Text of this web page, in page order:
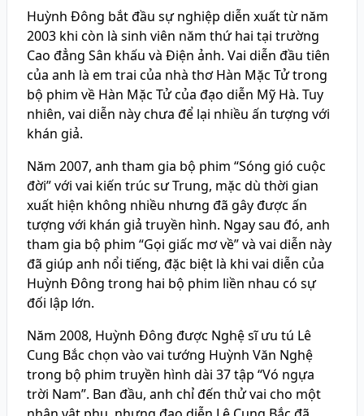
Huỳnh Đông bắt đầu sự nghiệp diễn xuất từ năm
2003 khi còn là sinh viên năm thứ hai tại trường
Cao đẳng Sân khấu và Điện ảnh. Vai diễn đầu tiên
của anh là em trai của nhà thơ Hàn Mặc Tử trong
bộ phim về Hàn Mặc Tử của đạo diễn Mỹ Hà. Tuy
nhiên, vai diễn này chưa để lại nhiều ấn tượng với
khán giả.
Năm 2007, anh tham gia bộ phim “Sóng gió cuộc
đời” với vai kiến trúc sư Trung, mặc dù thời gian
xuất hiện không nhiều nhưng đã gây được ấn
tượng với khán giả truyền hình. Ngay sau đó, anh
tham gia bộ phim “Gọi giấc mơ về” và vai diễn này
đã giúp anh nổi tiếng, đặc biệt là khi vai diễn của
Huỳnh Đông trong hai bộ phim liền nhau có sự
đối lập lớn.
Năm 2008, Huỳnh Đông được Nghệ sĩ ưu tú Lê
Cung Bắc chọn vào vai tướng Huỳnh Văn Nghệ
trong bộ phim truyền hình dài 37 tập “Vó ngựa
trời Nam”. Ban đầu, anh chỉ đến thử vai cho một